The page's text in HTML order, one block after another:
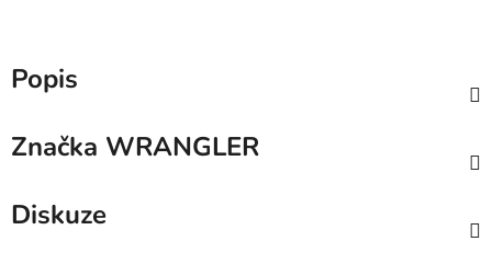
Popis
Značka WRANGLER
Diskuze